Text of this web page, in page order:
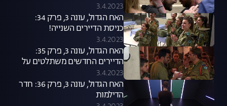
3.4.2023
האח הגדול, עונה 3, פרק 34:
כניסת הדיירים השנייה!
3.4.2023
האח הגדול, עונה 3, פרק 35:
הדיירים החדשים משתלטים על
הבית
3.4.2023
האח הגדול, עונה 3, פרק 36: חדר
הדילמות